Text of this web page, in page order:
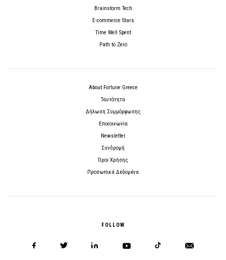
Brainstorm Tech
E-commerce Stars
Time Well Spent
Path to Zero
About Fortune Greece
Ταυτότητα
Δήλωση Συμμόρφωσης
Επικοινωνία
Newsletter
Συνδρομή
Όροι Χρήσης
Προσωπικά Δεδομένα
FOLLOW